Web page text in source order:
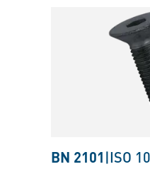
BN 2101|ISO